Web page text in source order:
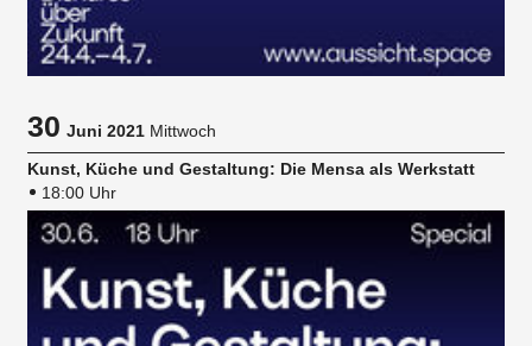
30Juni 2021 Mittwoch
Kunst, Küche und Gestaltung: Die Mensa als Werkstatt
18:00 Uhr